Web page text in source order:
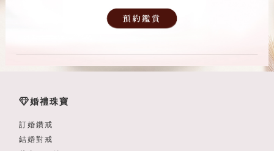
婚禮珠寶
訂婚鑽戒
結婚對戒